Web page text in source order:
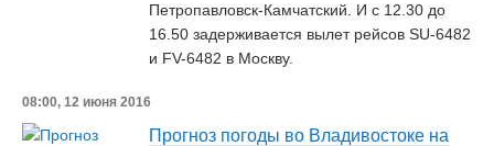
Петропавловск-Камчатский. И с 12.30 до
16.50 задерживается вылет рейсов SU-6482
и FV-6482 в Москву.
08:00, 12 июня 2016
Прогноз погоды во Владивостоке на